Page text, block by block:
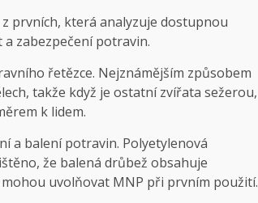
prvních, která analyzuje dostupnou
zabezpečení potravin.
řetězce. Nejznámějším způsobem
takže když je ostatní zvířata sežerou,
k lidem.
a balení potravin. Polyetylenová
že balená drůbež obsahuje
uvolňovat MNP při prvním použití.